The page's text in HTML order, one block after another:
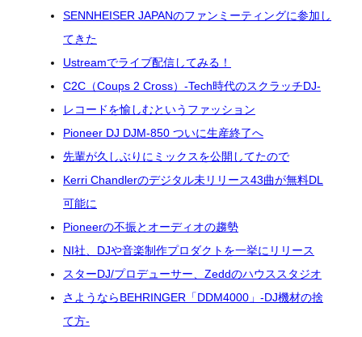
SENNHEISER JAPANのファンミーティングに参加し
てきた
Ustreamでライブ配信してみる！
C2C（Coups 2 Cross）-Tech時代のスクラッチDJ-
レコードを愉しむというファッション
Pioneer DJ DJM-850 ついに生産終了へ
先輩が久しぶりにミックスを公開してたので
Kerri Chandlerのデジタル未リリース43曲が無料DL
可能に
Pioneerの不振とオーディオの趨勢
NI社、DJや音楽制作プロダクトを一挙にリリース
スターDJ/プロデューサー、Zeddのハウススタジオ
さようならBEHRINGER「DDM4000」-DJ機材の捨
て方-